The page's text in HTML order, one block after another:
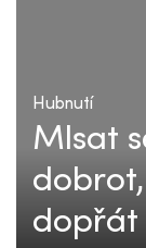
Hubnutí
Mlsat
dopřát